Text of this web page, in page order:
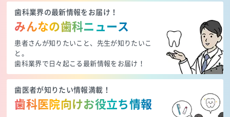
歯科業界の最新情報をお届け！
みんなの歯科ニュース
患者さんが知りたいこと、先生が知りたいこ
と。
歯科業界で日々起こる最新情報をお届け！
歯医者が知りたい情報満載！
歯科医院向けお役立ち情報